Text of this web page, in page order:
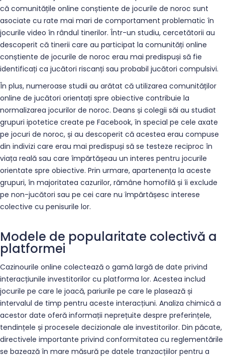
că comunitățile online conștiente de jocurile de noroc sunt
asociate cu rate mai mari de comportament problematic în
jocurile video în rândul tinerilor. Într-un studiu, cercetătorii au
descoperit că tinerii care au participat la comunități online
conștiente de jocurile de noroc erau mai predispuși să fie
identificați ca jucători riscanți sau probabil jucători compulsivi.
În plus, numeroase studii au arătat că utilizarea comunităților
online de jucători orientați spre obiective contribuie la
normalizarea jocurilor de noroc. Deans și colegii săi au studiat
grupuri ipotetice create pe Facebook, în special pe cele axate
pe jocuri de noroc, și au descoperit că acestea erau compuse
din indivizi care erau mai predispuși să se testeze reciproc în
viața reală sau care împărtășeau un interes pentru jocurile
orientate spre obiective. Prin urmare, apartenența la aceste
grupuri, în majoritatea cazurilor, rămâne homofilă și îi exclude
pe non-jucători sau pe cei care nu împărtășesc interese
colective cu penisurile lor.
Modele de popularitate colectivă a
platformei
Cazinourile online colectează o gamă largă de date privind
interacțiunile investitorilor cu platforma lor. Acestea includ
jocurile pe care le joacă, pariurile pe care le plasează și
intervalul de timp pentru aceste interacțiuni. Analiza chimică a
acestor date oferă informații neprețuite despre preferințele,
tendințele și procesele decizionale ale investitorilor. Din păcate,
directivele importante privind conformitatea cu reglementările
se bazează în mare măsură pe datele tranzacțiilor pentru a